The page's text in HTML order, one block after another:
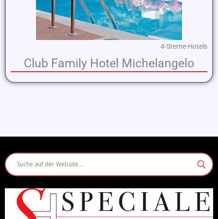
4-Sterne-Hotels
Club Family Hotel Michelangelo